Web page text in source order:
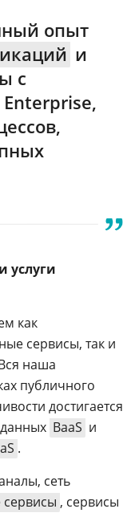
опыт
и
с
услуги
как
сервисы, так и
наша
публичного
достигается
BaaS и
.
сеть
, сервисы